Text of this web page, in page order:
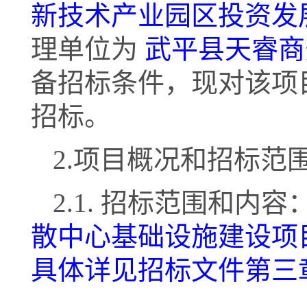
新技术产业园区投资发
理单位为 武平县天睿
备招标条件，现对该项
招标。
2.项目概况和招标范
2.1. 招标范围和内容
散中心基础设施建设项
具体详见招标文件第